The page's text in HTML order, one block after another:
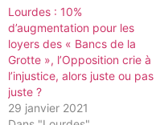
Lourdes : 10%
d’augmentation pour les
loyers des « Bancs de la
Grotte », l’Opposition crie à
l’injustice, alors juste ou pas
juste ?
29 janvier 2021